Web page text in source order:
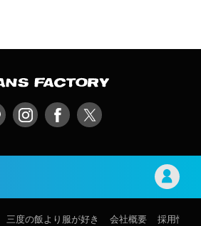
三度の飯より服が好き 会社概要 採用情報